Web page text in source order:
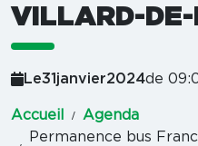
VILLARD-
Le31 janvier2024de
Accueil
Agenda
Permanence bus